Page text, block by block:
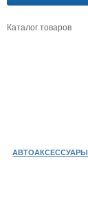
Каталог товаров
АВТОАКСЕССУАРЫ